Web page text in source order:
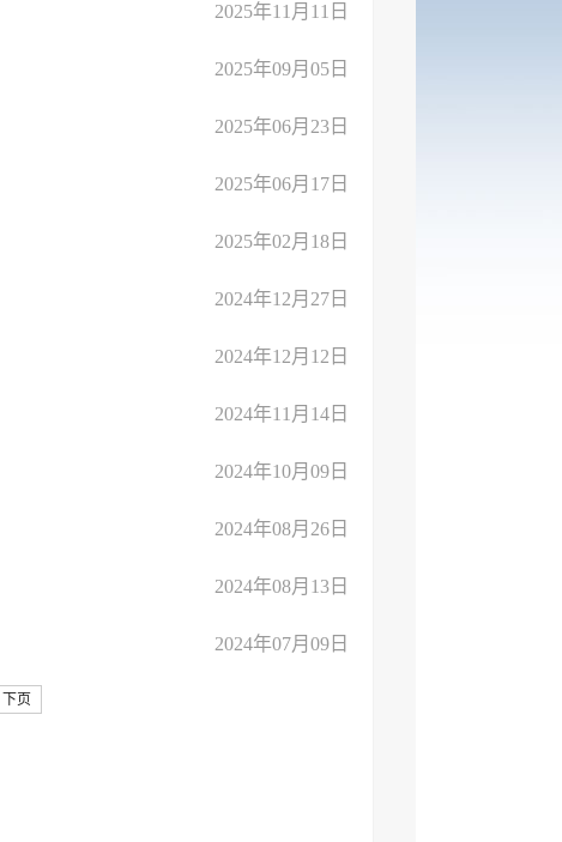
2025年11月11日
2025年09月05日
2025年06月23日
2025年06月17日
2025年02月18日
2024年12月27日
2024年12月12日
2024年11月14日
2024年10月09日
2024年08月26日
2024年08月13日
2024年07月09日
下页